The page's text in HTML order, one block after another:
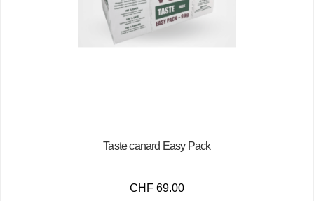
Taste canard Easy Pack
CHF 69.00